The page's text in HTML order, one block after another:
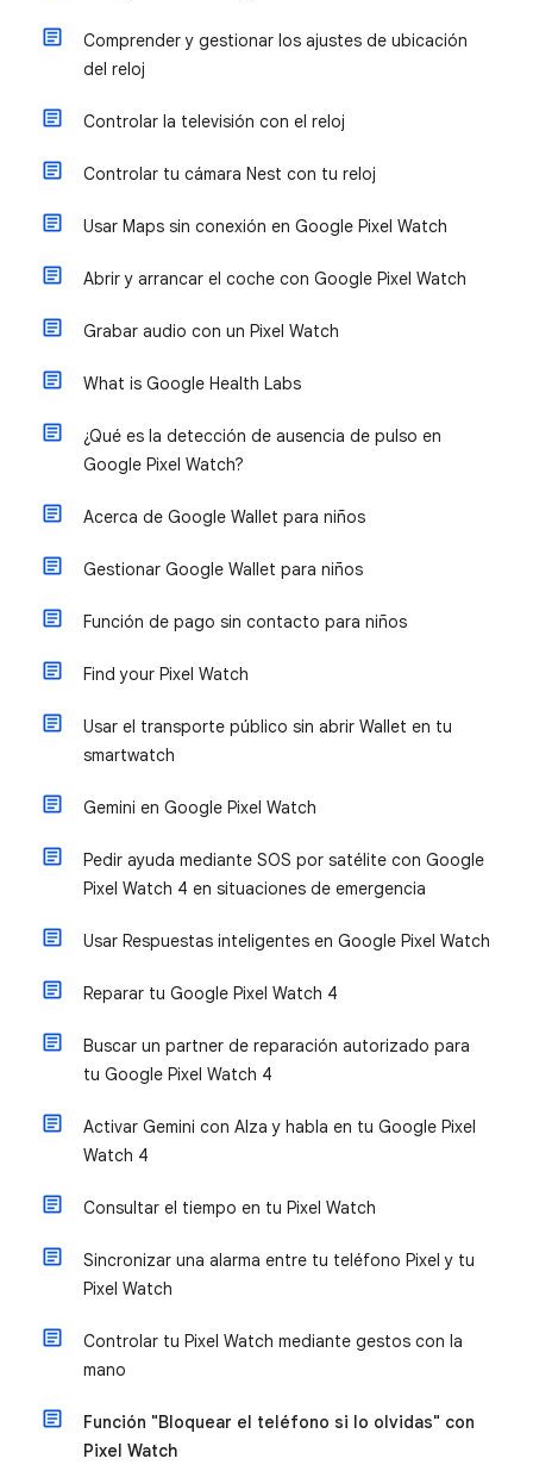
Comprender y gestionar los ajustes de ubicación
del reloj
Controlar la televisión con el reloj
Controlar tu cámara Nest con tu reloj
Usar Maps sin conexión en Google Pixel Watch
Abrir y arrancar el coche con Google Pixel Watch
Grabar audio con un Pixel Watch
What is Google Health Labs
¿Qué es la detección de ausencia de pulso en
Google Pixel Watch?
Acerca de Google Wallet para niños
Gestionar Google Wallet para niños
Función de pago sin contacto para niños
Find your Pixel Watch
Usar el transporte público sin abrir Wallet en tu
smartwatch
Gemini en Google Pixel Watch
Pedir ayuda mediante SOS por satélite con Google
Pixel Watch 4 en situaciones de emergencia
Usar Respuestas inteligentes en Google Pixel Watch
Reparar tu Google Pixel Watch 4
Buscar un partner de reparación autorizado para
tu Google Pixel Watch 4
Activar Gemini con Alza y habla en tu Google Pixel
Watch 4
Consultar el tiempo en tu Pixel Watch
Sincronizar una alarma entre tu teléfono Pixel y tu
Pixel Watch
Controlar tu Pixel Watch mediante gestos con la
mano
Función "Bloquear el teléfono si lo olvidas" con
Pixel Watch